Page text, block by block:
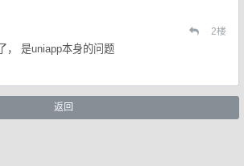
2楼
， 是uniapp本身的问题
返回